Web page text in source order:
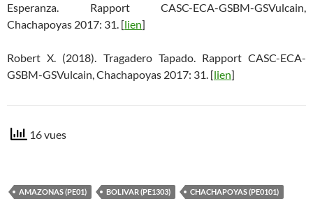
Esperanza. Rapport CASC-ECA-GSBM-GSVulcain,
Chachapoyas 2017: 31. [lien]
Robert X. (2018). Tragadero Tapado. Rapport CASC-ECA-
GSBM-GSVulcain, Chachapoyas 2017: 31. [lien]
16 vues
AMAZONAS (PE01) BOLIVAR (PE1303)
CHACHAPOYAS (PE0101)